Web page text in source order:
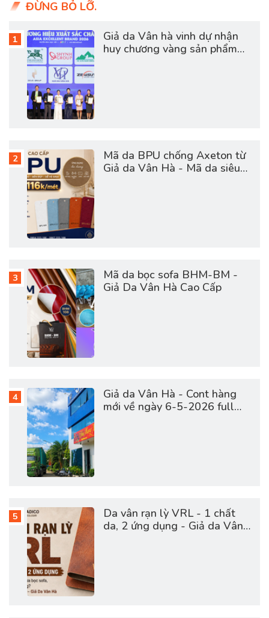
ĐỪNG BỎ LỠ.
Giả da Vân hà vinh dự nhận
huy chương vàng sản phẩm
Mã da BPU chống Axeton từ
Giả da Vân Hà - Mã da siêu
Mã da bọc sofa BHM-BM -
Giả Da Vân Hà Cao Cấp
Giả da Vân Hà - Cont hàng
mới về ngày 6-5-2026 full
Da vân rạn lỳ VRL - 1 chất
da, 2 ứng dụng - Giả da Vân